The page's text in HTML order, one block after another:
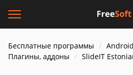
Бесплатные программы Android
Плагины, аддоны
SlideIT